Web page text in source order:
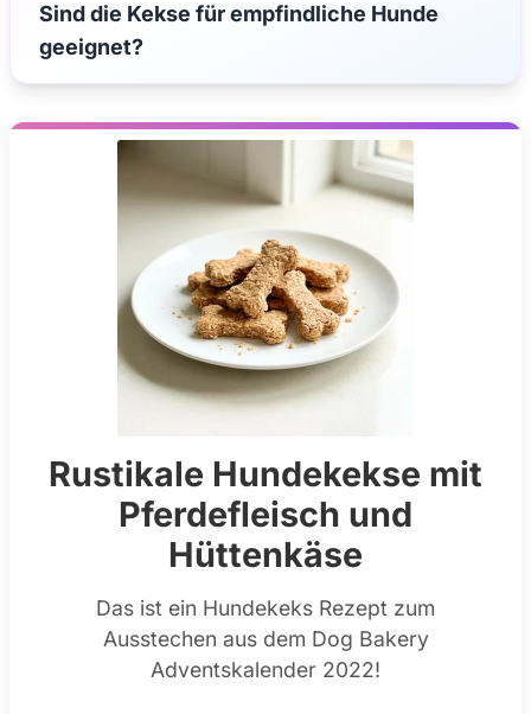
Sind die Kekse für empfindliche Hunde
geeignet?
Rustikale Hundekekse mit
Pferdefleisch und
Hüttenkäse
Das ist ein Hundekeks Rezept zum
Ausstechen aus dem Dog Bakery
Adventskalender 2022!